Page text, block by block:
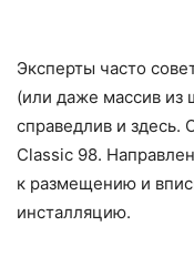
Эксперты часто
(или даже массив из
справедлив и здесь.
Classic 98.
к размещению и
инсталляцию.